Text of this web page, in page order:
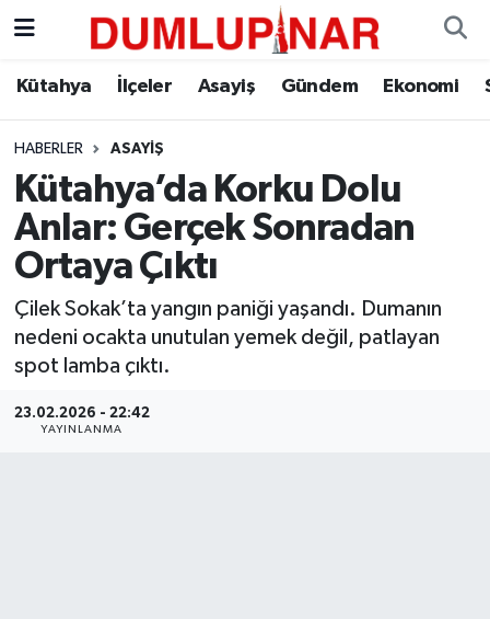
Kütahya İlçeler Asayiş Gündem Ekonomi
HABERLER ASAYIŞ
Kütahya’da Korku Dolu
Anlar: Gerçek Sonradan
Ortaya Çıktı
Çilek Sokak’ta yangın paniği yaşandı. Dumanın
nedeni ocakta unutulan yemek değil, patlayan
spot lamba çıktı.
23.02.2026 - 22:42
YAYINLANMA
Asayiş
Diğer
Dünya
Eğitim
Ekonomi
Eleman
Emlak
Kütahya Hava Durumu
Kütahya Trafik Yoğunluk Haritası
Süper Lig Puan Durumu ve Fikstür
Tüm Manşetler
Son Dakika Haberleri
Haber Arşivi